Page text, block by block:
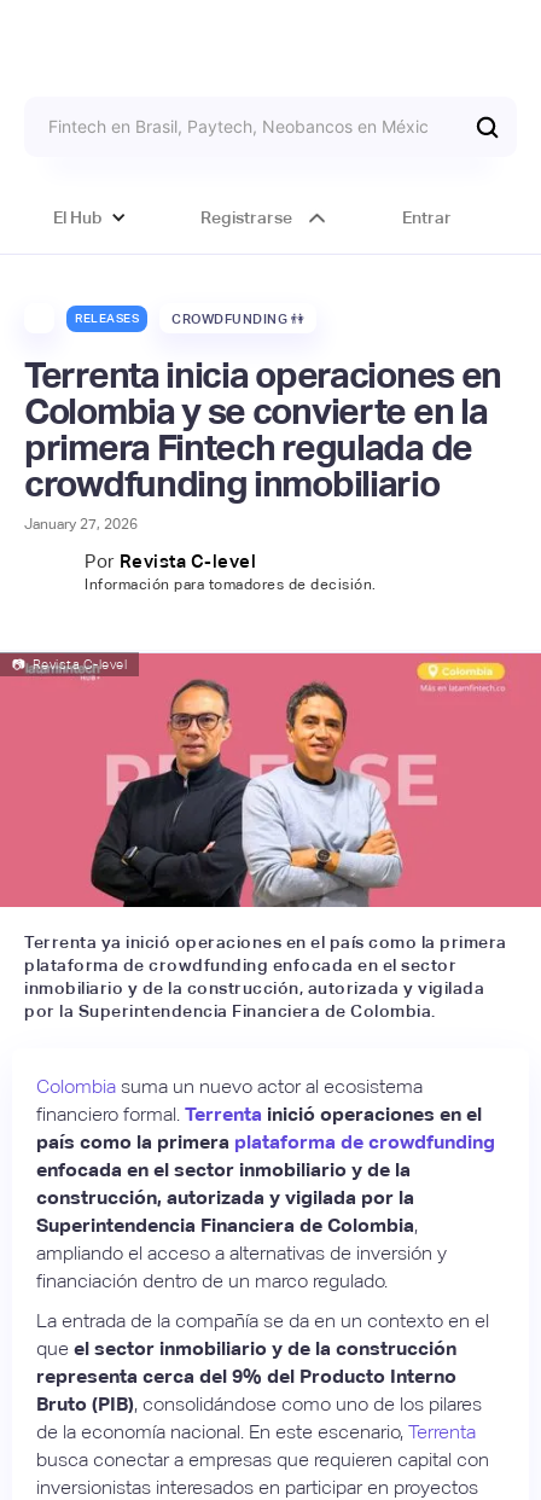
El Hub Registrarse Entrar
RELEASES CROWDFUNDING 👫
Terrenta inicia operaciones en
Colombia y se convierte en la
primera Fintech regulada de
crowdfunding inmobiliario
January 27, 2026
Por Revista C-level
Información para tomadores de decisión.
📷 Revista C-level
Terrenta ya inició operaciones en el país como la primera
plataforma de crowdfunding enfocada en el sector
inmobiliario y de la construcción, autorizada y vigilada
por la Superintendencia Financiera de Colombia.
Colombia suma un nuevo actor al ecosistema
financiero formal. Terrenta inició operaciones en el
país como la primera plataforma de crowdfunding
enfocada en el sector inmobiliario y de la
construcción, autorizada y vigilada por la
Superintendencia Financiera de Colombia,
ampliando el acceso a alternativas de inversión y
financiación dentro de un marco regulado.
La entrada de la compañía se da en un contexto en el
que el sector inmobiliario y de la construcción
representa cerca del 9% del Producto Interno
Bruto (PIB), consolidándose como uno de los pilares
de la economía nacional. En este escenario, Terrenta
busca conectar a empresas que requieren capital con
inversionistas interesados en participar en proyectos